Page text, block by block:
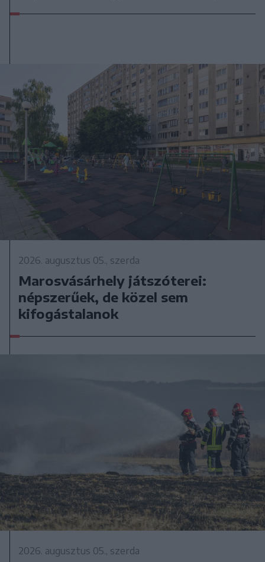
2026. augusztus 05., szerda
Marosvásárhely játszóterei:
népszerűek, de közel sem
kifogástalanok
2026. augusztus 05., szerda